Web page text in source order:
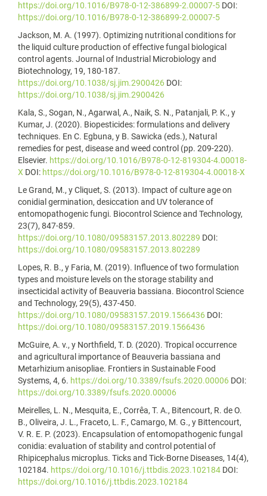
https://doi.org/10.1016/B978-0-12-386899-2.00007-5 DOI:
https://doi.org/10.1016/B978-0-12-386899-2.00007-5
Jackson, M. A. (1997). Optimizing nutritional conditions for
the liquid culture production of effective fungal biological
control agents. Journal of Industrial Microbiology and
Biotechnology, 19, 180-187.
https://doi.org/10.1038/sj.jim.2900426 DOI:
https://doi.org/10.1038/sj.jim.2900426
Kala, S., Sogan, N., Agarwal, A., Naik, S. N., Patanjali, P. K., y
Kumar, J. (2020). Biopesticides: formulations and delivery
techniques. En C. Egbuna, y B. Sawicka (eds.), Natural
remedies for pest, disease and weed control (pp. 209-220).
Elsevier. https://doi.org/10.1016/B978-0-12-819304-4.00018-
X DOI: https://doi.org/10.1016/B978-0-12-819304-4.00018-X
Le Grand, M., y Cliquet, S. (2013). Impact of culture age on
conidial germination, desiccation and UV tolerance of
entomopathogenic fungi. Biocontrol Science and Technology,
23(7), 847-859.
https://doi.org/10.1080/09583157.2013.802289 DOI:
https://doi.org/10.1080/09583157.2013.802289
Lopes, R. B., y Faria, M. (2019). Influence of two formulation
types and moisture levels on the storage stability and
insecticidal activity of Beauveria bassiana. Biocontrol Science
and Technology, 29(5), 437-450.
https://doi.org/10.1080/09583157.2019.1566436 DOI:
https://doi.org/10.1080/09583157.2019.1566436
McGuire, A. v., y Northfield, T. D. (2020). Tropical occurrence
and agricultural importance of Beauveria bassiana and
Metarhizium anisopliae. Frontiers in Sustainable Food
Systems, 4, 6. https://doi.org/10.3389/fsufs.2020.00006 DOI:
https://doi.org/10.3389/fsufs.2020.00006
Meirelles, L. N., Mesquita, E., Corrêa, T. A., Bitencourt, R. de O.
B., Oliveira, J. L., Fraceto, L. F., Camargo, M. G., y Bittencourt,
V. R. E. P. (2023). Encapsulation of entomopathogenic fungal
conidia: evaluation of stability and control potential of
Rhipicephalus microplus. Ticks and Tick-Borne Diseases, 14(4),
102184. https://doi.org/10.1016/j.ttbdis.2023.102184 DOI:
https://doi.org/10.1016/j.ttbdis.2023.102184